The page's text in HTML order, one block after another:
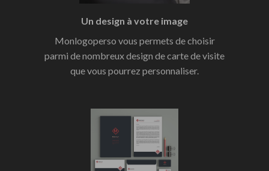
Un design à votre image
Monlogoperso vous permets de choisir
parmi de nombreux design de carte de visite
que vous pourrez personnaliser.